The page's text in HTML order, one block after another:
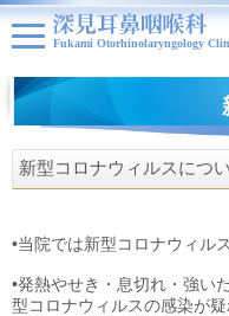
Fukami Otorhinolaryngology
新型コロナウィルスにつ
•当院では新型コロナウィル
•発熱やせき・息切れ・強い
型コロナウィルスの感染が